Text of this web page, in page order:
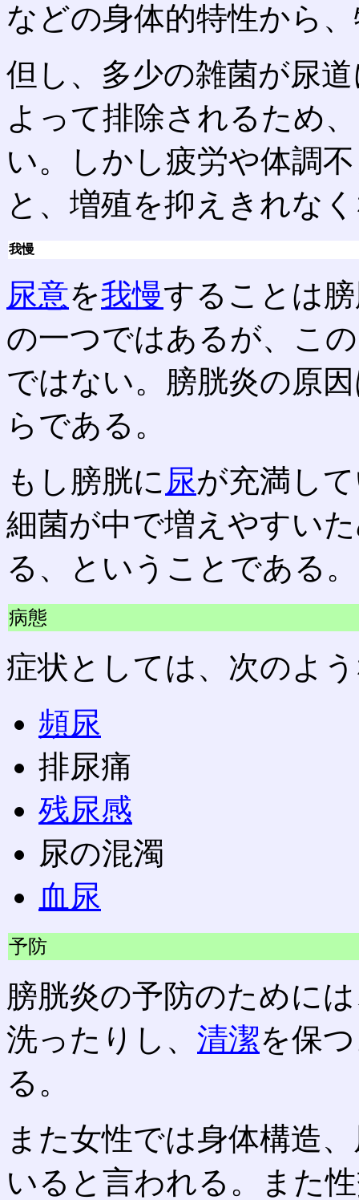
などの身体的特性から
但し、多少の雑菌が尿
よって排除されるため
い。しかし疲労や体調
と、増殖を抑えきれな
我慢
尿意を我慢することは
の一つではあるが、こ
ではない。膀胱炎の原
らである。
もし膀胱に尿が充満し
細菌が中で増えやすい
る、ということである。
病態
症状としては、次のよ
頻尿
排尿痛
残尿感
尿の混濁
血尿
予防
膀胱炎の予防のために
洗ったりし、 清潔を保
る。
また女性では身体構造
いると言われる。また